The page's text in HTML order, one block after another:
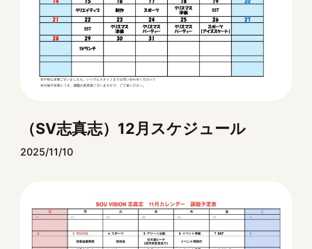
（SV志真志）12月スケジュール
2025/11/10